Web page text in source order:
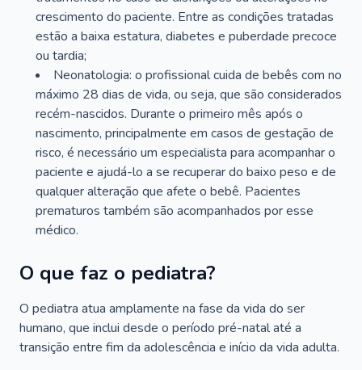
crescimento do paciente. Entre as condições tratadas
estão a baixa estatura, diabetes e puberdade precoce
ou tardia;
Neonatologia: o profissional cuida de bebês com no
máximo 28 dias de vida, ou seja, que são considerados
recém-nascidos. Durante o primeiro mês após o
nascimento, principalmente em casos de gestação de
risco, é necessário um especialista para acompanhar o
paciente e ajudá-lo a se recuperar do baixo peso e de
qualquer alteração que afete o bebê. Pacientes
prematuros também são acompanhados por esse
médico.
O que faz o pediatra?
O pediatra atua amplamente na fase da vida do ser
humano, que inclui desde o período pré-natal até a
transição entre fim da adolescência e início da vida adulta.